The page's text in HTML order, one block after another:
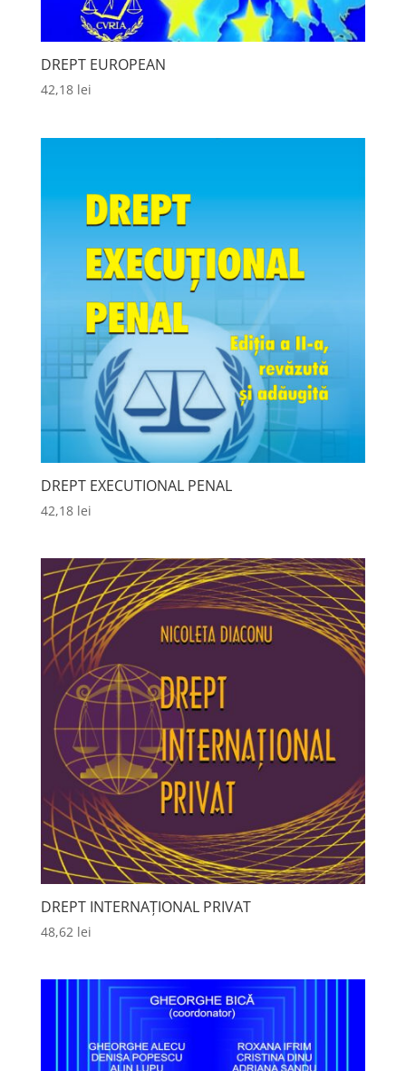
DREPT EUROPEAN
42,18 lei
DREPT EXECUTIONAL PENAL
42,18 lei
DREPT INTERNAȚIONAL PRIVAT
48,62 lei